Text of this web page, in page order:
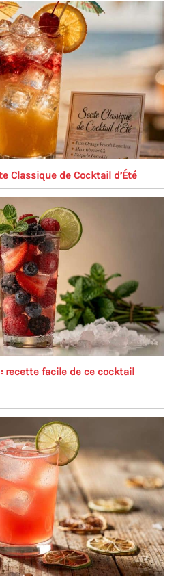
Classique de Cocktail d’Été
recette facile de ce cocktail